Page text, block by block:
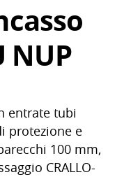
NUP
entrate tubi
protezione e
100 mm,
CRALLO-